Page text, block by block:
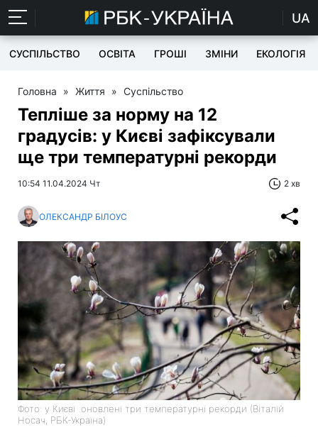
UA
СУСПІЛЬСТВО ОСВІТА ГРОШІ ЗМІНИ ЕКОЛОГІЯ
Головна » Життя » Суспільство
Тепліше за норму на 12
градусів: у Києві зафіксували
ще три температурні рекорди
10:54 11.04.2024 Чт 2 хв
ОЛЕКСАНДР БІЛОУС
Фото: у Києві оновлені три температурні рекорди (Віталій
Носач, РБК-Україна)